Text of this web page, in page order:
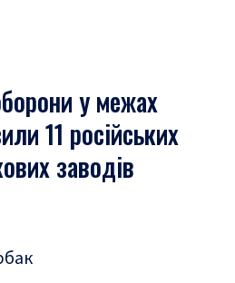
у межах
11 російських
заводів